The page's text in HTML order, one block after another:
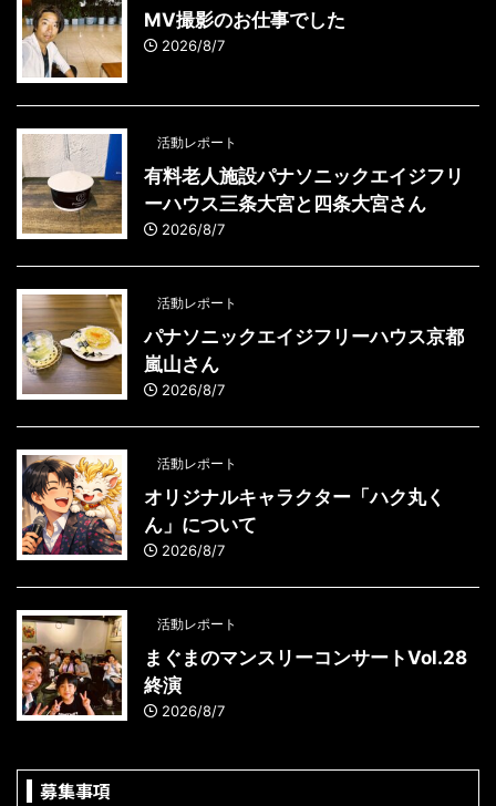
MV撮影のお仕事でした
2026/8/7
活動レポート
有料老人施設パナソニックエイジフリ
ーハウス三条大宮と四条大宮さん
2026/8/7
活動レポート
パナソニックエイジフリーハウス京都
嵐山さん
2026/8/7
活動レポート
オリジナルキャラクター「ハク丸く
ん」について
2026/8/7
活動レポート
まぐまのマンスリーコンサートVol.28
終演
2026/8/7
募集事項